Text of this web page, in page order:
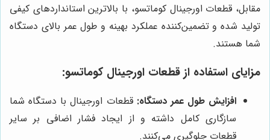
مقابل، قطعات اورجینال کوماتسو، با بالاترین استانداردهای کیفی
تولید شده و تضمین‌کننده عملکرد بهینه و طول عمر بالای دستگاه
شما هستند.
مزایای استفاده از قطعات اورجینال کوماتسو:
افزایش طول عمر دستگاه: قطعات اورجینال با دستگاه شما
سازگاری کامل داشته و از ایجاد فشار اضافی بر سایر
قطعات جلوگیری می‌کنند.